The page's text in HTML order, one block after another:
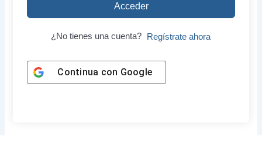
Acceder
¿No tienes una cuenta? Regístrate ahora
Continua con Google